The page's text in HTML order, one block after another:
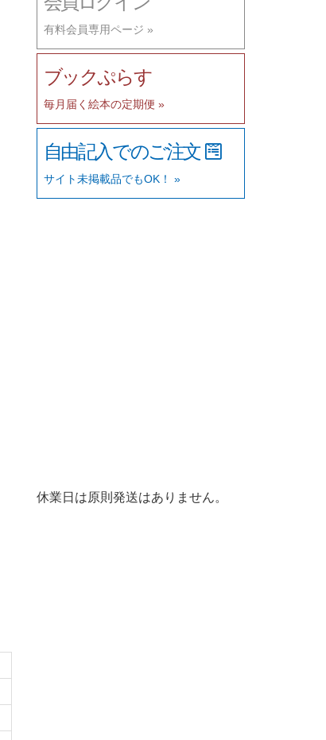
有料会員専用ページ »
ブックぷらす
毎月届く絵本の定期便 »
自由記入でのご注文
サイト未掲載品でもOK！ »
休業日は原則発送はありません。